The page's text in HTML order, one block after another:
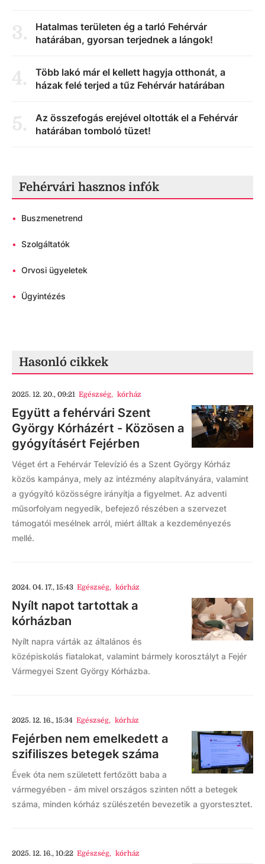
3.
Hatalmas területen ég a tarló Fehérvár
határában, gyorsan terjednek a lángok!
4.
Több lakó már el kellett hagyja otthonát, a
házak felé terjed a tűz Fehérvár határában
5.
Az összefogás erejével oltották el a Fehérvár
határában tomboló tüzet!
Fehérvári hasznos infók
• Buszmenetrend
• Szolgáltatók
• Orvosi ügyeletek
• Ügyintézés
Hasonló cikkek
2025. 12. 20., 09:21 Egészség, kórház
Együtt a fehérvári Szent
György Kórházért - Közösen a
gyógyításért Fejérben
Véget ért a Fehérvár Televízió és a Szent György Kórház
közös kampánya, mely az intézmény alapítványára, valamint
a gyógyító közösségre irányítja a figyelmet. Az adventi
műsorfolyam negyedik, befejező részében a szervezet
támogatói mesélnek arról, miért álltak a kezdeményezés
mellé.
2024. 04. 17., 15:43 Egészség, kórház
Nyílt napot tartottak a
kórházban
Nyílt napra várták az általános és
középiskolás fiatalokat, valamint bármely korosztályt a Fejér
Vármegyei Szent György Kórházba.
2025. 12. 16., 15:34 Egészség, kórház
Fejérben nem emelkedett a
szifiliszes betegek száma
Évek óta nem született fertőzött baba a
vármegyében - ám mivel országos szinten nőtt a betegek
száma, minden kórház szülészetén bevezetik a gyorstesztet.
2025. 12. 16., 10:22 Egészség, kórház